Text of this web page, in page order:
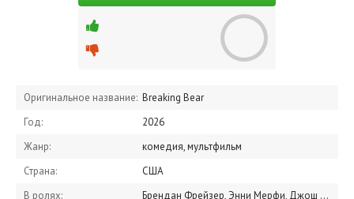
Оригинальное название: Breaking Bear
Год:
2026
Жанр:
комедия, мультфильм
Страна:
США
В ролях:
Брендан Фрейзер, Энни Мерфи, Джош Гэд, Сара Мишель Геллар, Элизабет Хёрли, Габби Космидис